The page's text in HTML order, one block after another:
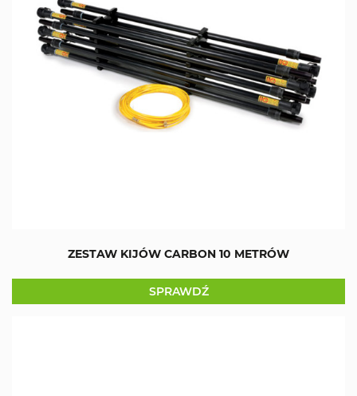
ZESTAW KIJÓW CARBON 10 METRÓW
SPRAWDŹ